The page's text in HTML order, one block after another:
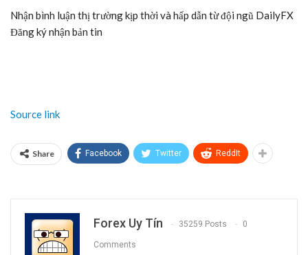
Nhận bình luận thị trường kịp thời và hấp dẫn từ đội ngũ DailyFX
Đăng ký nhận bản tin
Source link
Share Facebook Twitter ReddIt
Forex Uy Tín 35259 Posts 0
Comments